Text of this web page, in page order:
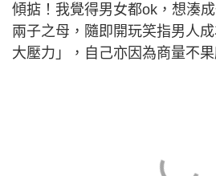
傾掂！我覺得男女都ok，想湊
兩子之母，隨即開玩笑指男人
大壓力」，自己亦因為商量不